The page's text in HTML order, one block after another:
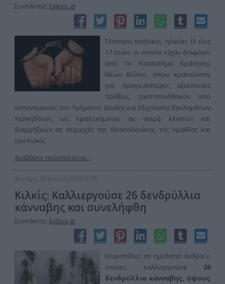
Συντάκτης: Eidisis.gr
Τέσσερις ανήλικοι, ηλικίας 15 έως
17 ετών, οι οποίοι είχαν διαφύγει
από το Κατάστημα Κράτησης
Νέων Βόλου, όπου κρατούνταν
για προγενέστερες αξιόποινες
πράξεις, ταυτοποιήθηκαν από
αστυνομικούς του Τμήματος Δίωξης και Εξιχνίασης Εγκλημάτων
Χαλκηδόνος ως εμπλεκόμενοι σε σειρά κλοπών και
διαρρήξεων σε περιοχές της Θεσσαλονίκης, της Ημαθίας και
του Κιλκίς.
Διαβάστε περισσότερα...
Δευτέρα, 06 Ιουλίου 2026 09:33
Κιλκίς: Καλλιεργούσε 26 δενδρύλλια
κάνναβης και συνελήφθη
Συντάκτης: Eidisis.gr
Χειροπέδες σε ημεδαπό άνδρα ο
οποίος καλλιεργούσε 26
δενδρύλλια κάνναβης, ύψους